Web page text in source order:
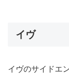
イヴ
イヴのサイドエ